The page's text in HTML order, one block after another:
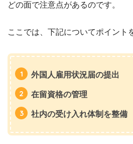
どの面で注意点があるのです。
ここでは、下記についてポイント
外国人雇用状況届の提出
在留資格の管理
社内の受け入れ体制を整備